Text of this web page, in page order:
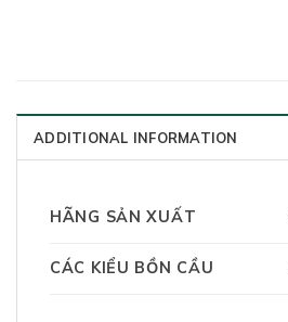
ADDITIONAL INFORMATION
HÃNG SẢN XUẤT
CÁC KIỂU BỒN CẦU